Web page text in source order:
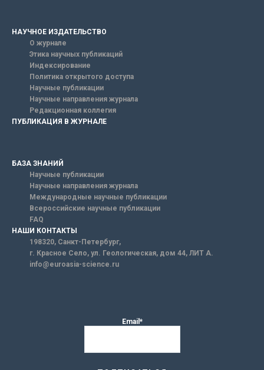
НАУЧНОЕ ИЗДАТЕЛЬСТВО
О журнале
Этика научных публикаций
Индексирование
Политика открытого доступа
Научные публикации
Научные направления журнала
Редакционная коллегия
ПУБЛИКАЦИЯ В ЖУРНАЛЕ
БАЗА ЗНАНИЙ
Научные публикации
Научные направления журнала
Международные научные публикации
Всероссийские научные публикации
FAQ
НАШИ КОНТАКТЫ
198320, Санкт-Петербург,
г. Красное Село, ул. Геологическая, дом 44, ЛИТ А.
info@euroasia-science.ru
Email*